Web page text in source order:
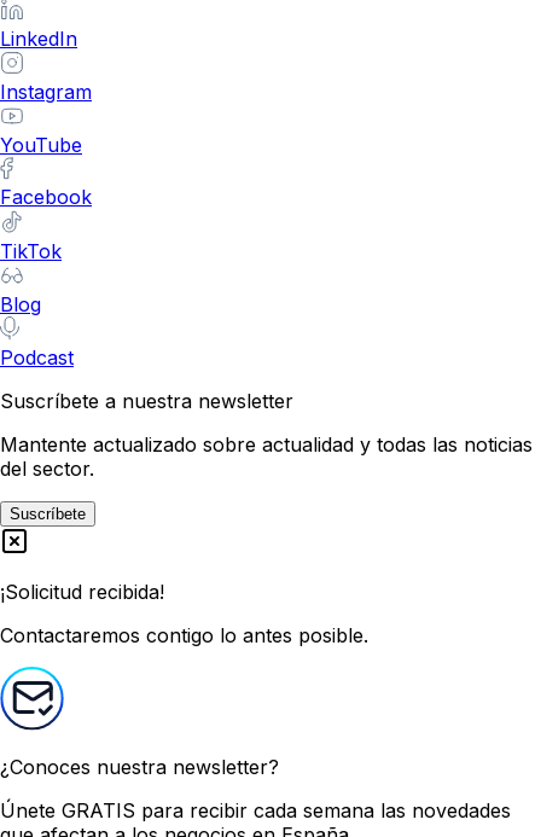
LinkedIn
Instagram
YouTube
Facebook
TikTok
Blog
Podcast
Suscríbete a nuestra newsletter
Mantente actualizado sobre actualidad y todas las noticias
del sector.
Suscríbete
¡Solicitud recibida!
Contactaremos contigo lo antes posible.
¿Conoces nuestra newsletter?
Únete GRATIS para recibir cada semana las novedades